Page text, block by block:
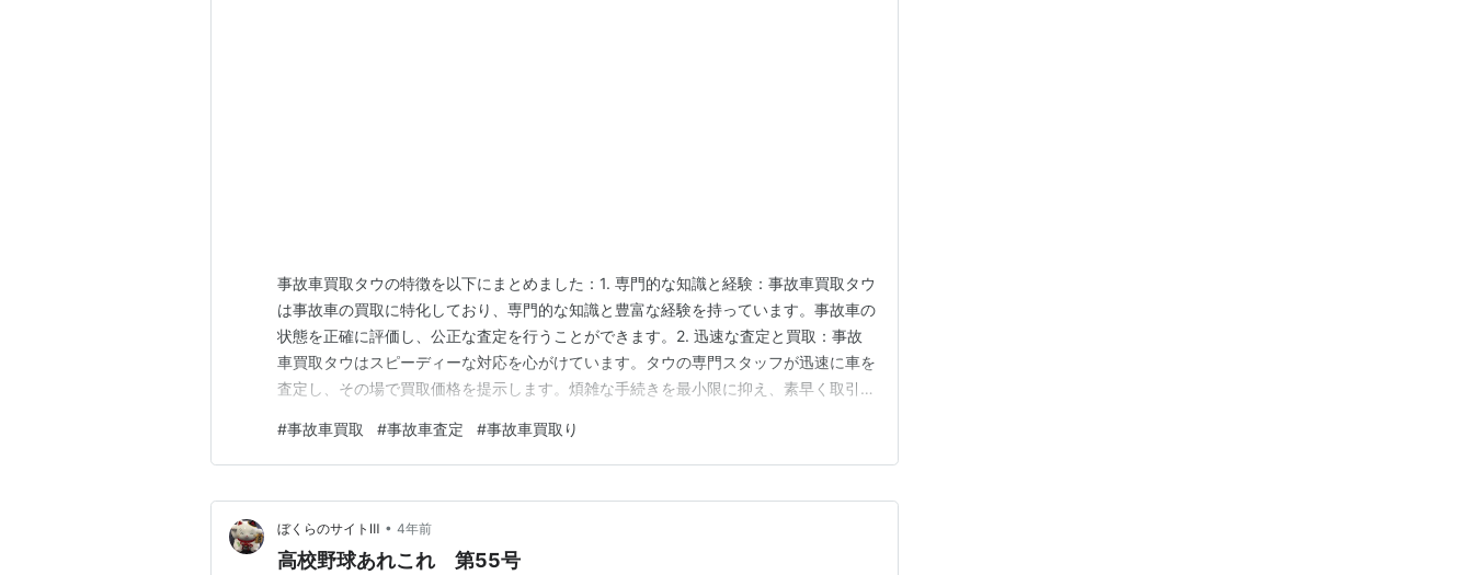
事故車買取タウの特徴を以下にまとめました：1. 専門的な知識と経験：事故車買取タウ
は事故車の買取に特化しており、専門的な知識と豊富な経験を持っています。事故車の
状態を正確に評価し、公正な査定を行うことができます。2. 迅速な査定と買取：事故
車買取タウはスピーディーな対応を心がけています。タウの専門スタッフが迅速に車を
査定し、その場で買取価格を提示します。煩雑な手続きを最小限に抑え、素早く取引を
やトラック、バンなど、幅広い車種の買取に対応しています。また、事故の程度や車の
状態に関係なく査定を行い、買取を行うことができ…
#事故車買取 #事故車査定 #事故車買取り
ぼくらのサイトⅢ • 4年前
高校野球あれこれ 第55号